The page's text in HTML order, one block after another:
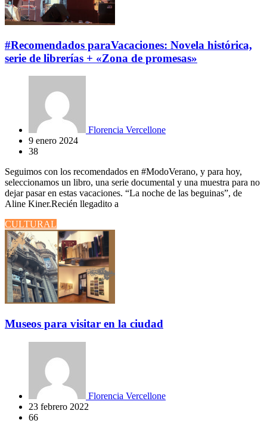
#Recomendados paraVacaciones: Novela histórica,
serie de librerías + «Zona de promesas»
Florencia Vercellone
9 enero 2024
38
Seguimos con los recomendados en #ModoVerano, y para hoy,
seleccionamos un libro, una serie documental y una muestra para no
dejar pasar en estas vacaciones. “La noche de las beguinas”, de
Aline Kiner.Recién llegadito a
CULTURAL
Museos para visitar en la ciudad
Florencia Vercellone
23 febrero 2022
66